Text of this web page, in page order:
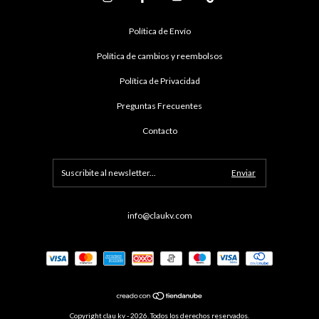
Política de Envío
Política de cambios y reembolsos
Política de Privacidad
Preguntas Frecuentes
Contacto
info@claukv.com
Copyright clau kv - 2026. Todos los derechos reservados.